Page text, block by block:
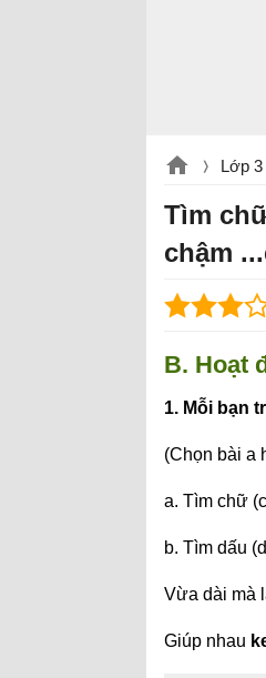
Lớp 3
Tìm
chậm
B. Hoạt
1. Mỗi bạn
(Chọn bài a
a. Tìm chữ
b. Tìm dấu
Vừa dài mà
Giúp nhau